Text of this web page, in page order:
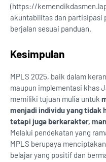
(https://
akuntabilitas dan partisipasi
berjalan sesuai panduan.
Kesimpulan
MPLS 2025, baik dalam
maupun implementasi khas
memiliki tujuan mulia untuk
menjadi individu yang tidak
tetapi juga berkarakter,
Melalui pendekatan yang
MPLS berupaya
belajar yang positif dan